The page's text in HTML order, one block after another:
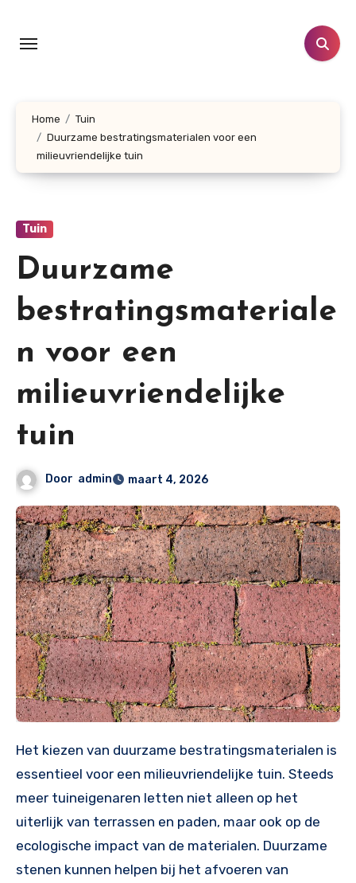
inhoud
Home
Tuin
Duurzame bestratingsmaterialen voor een
milieuvriendelijke tuin
Tuin
Duurzame
bestratingsmateriale
n voor een
milieuvriendelijke
tuin
Door admin maart 4, 2026
Het kiezen van duurzame bestratingsmaterialen is
essentieel voor een milieuvriendelijke tuin. Steeds
meer tuineigenaren letten niet alleen op het
uiterlijk van terrassen en paden, maar ook op de
ecologische impact van de materialen. Duurzame
stenen kunnen helpen bij het afvoeren van